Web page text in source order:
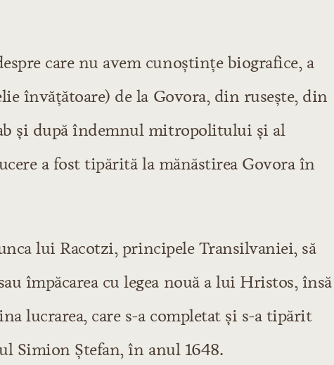
care nu avem cunoştinţe biografice, a
învăţătoare) de la Govora, din ruseşte, din
şi după îndemnul mitropolitului şi al
a fost tipărită la mănăstirea Govora în
lui Racotzi, principele Transilvaniei, să
împăcarea cu legea nouă a lui Hristos, însă
lucrarea, care s-a completat şi s-a tipărit
Simion Ştefan, în anul 1648.